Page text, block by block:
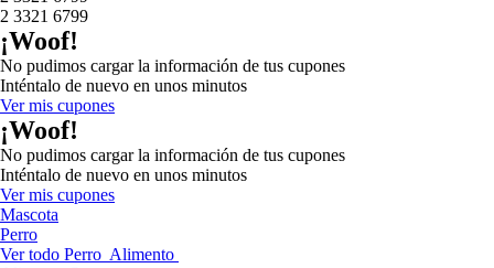
2 3321 6799
¡Woof!
No pudimos cargar la información de tus cupones
Inténtalo de nuevo en unos minutos
Ver mis cupones
¡Woof!
No pudimos cargar la información de tus cupones
Inténtalo de nuevo en unos minutos
Ver mis cupones
Mascota
Perro
Ver todo Perro Alimento